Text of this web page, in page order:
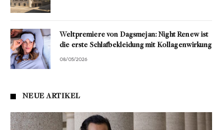
Weltpremiere von Dagsmejan: Night Renew ist
die erste Schlafbekleidung mit Kollagenwirkung
08/05/2026
NEUE ARTIKEL